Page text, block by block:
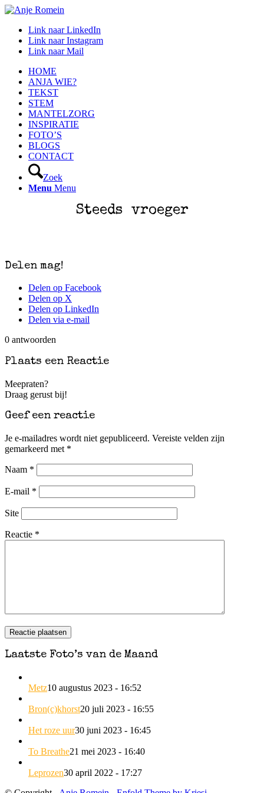
Link naar LinkedIn
Link naar Instagram
Link naar Mail
HOME
ANJA WIE?
TEKST
STEM
MANTELZORG
INSPIRATIE
FOTO’S
BLOGS
CONTACT
Zoek
Menu Menu
Steeds vroeger
Delen mag!
Delen op Facebook
Delen op X
Delen op LinkedIn
Delen via e-mail
0 antwoorden
Plaats een Reactie
Meepraten?
Draag gerust bij!
Geef een reactie
Je e-mailadres wordt niet gepubliceerd. Vereiste velden zijn
gemarkeerd met *
Naam *
E-mail *
Site
Reactie *
Laatste Foto’s van de Maand
Metz10 augustus 2023 - 16:52
Bron(c)khorst20 juli 2023 - 16:55
Het roze uur30 juni 2023 - 16:45
To Breathe21 mei 2023 - 16:40
Leprozen30 april 2022 - 17:27